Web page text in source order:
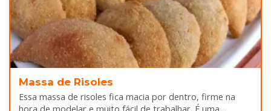
Massa de Risoles
Essa massa de risoles fica macia por dentro, firme na
hora de modelar e muito fácil de trabalhar. É uma…